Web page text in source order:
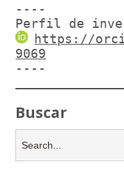
----
Perfil de
https://
9069
----
Buscar